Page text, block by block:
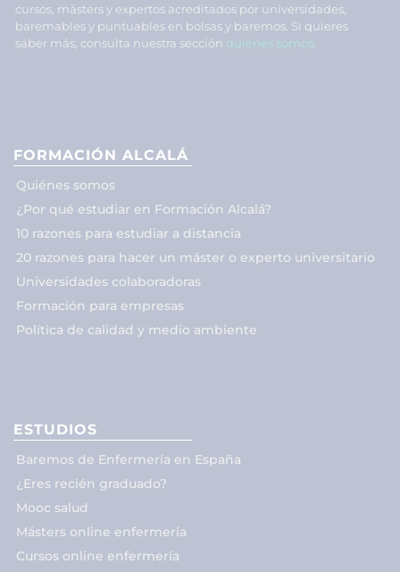
cursos, másters y expertos acreditados por universidades,
baremables y puntuables en bolsas y baremos. Si quieres
saber más, consulta nuestra sección quiénes somos
FORMACIÓN ALCALÁ
Quiénes somos
¿Por qué estudiar en Formación Alcalá?
10 razones para estudiar a distancia
20 razones para hacer un máster o experto universitario
Universidades colaboradoras
Formación para empresas
Política de calidad y medio ambiente
ESTUDIOS
Baremos de Enfermería en España
¿Eres recién graduado?
Mooc salud
Másters online enfermería
Cursos online enfermería